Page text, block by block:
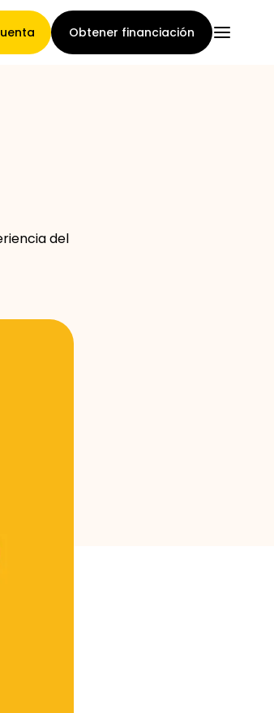
Obtener financiación
de asignación de
marcas
Rondas
del